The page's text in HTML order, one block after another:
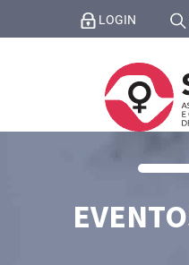
LOGIN